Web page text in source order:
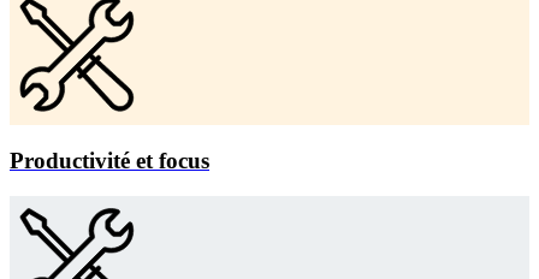
Productivité et focus